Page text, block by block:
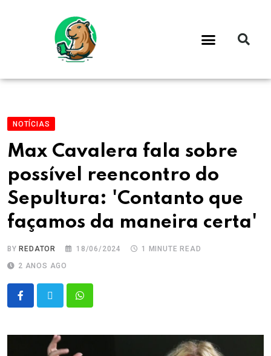
NOTÍCIAS
Max Cavalera fala sobre
possível reencontro do
Sepultura: 'Contanto que
façamos da maneira certa'
BY REDATOR 18/06/2024
1 MINUTE READ
2 ANOS AGO